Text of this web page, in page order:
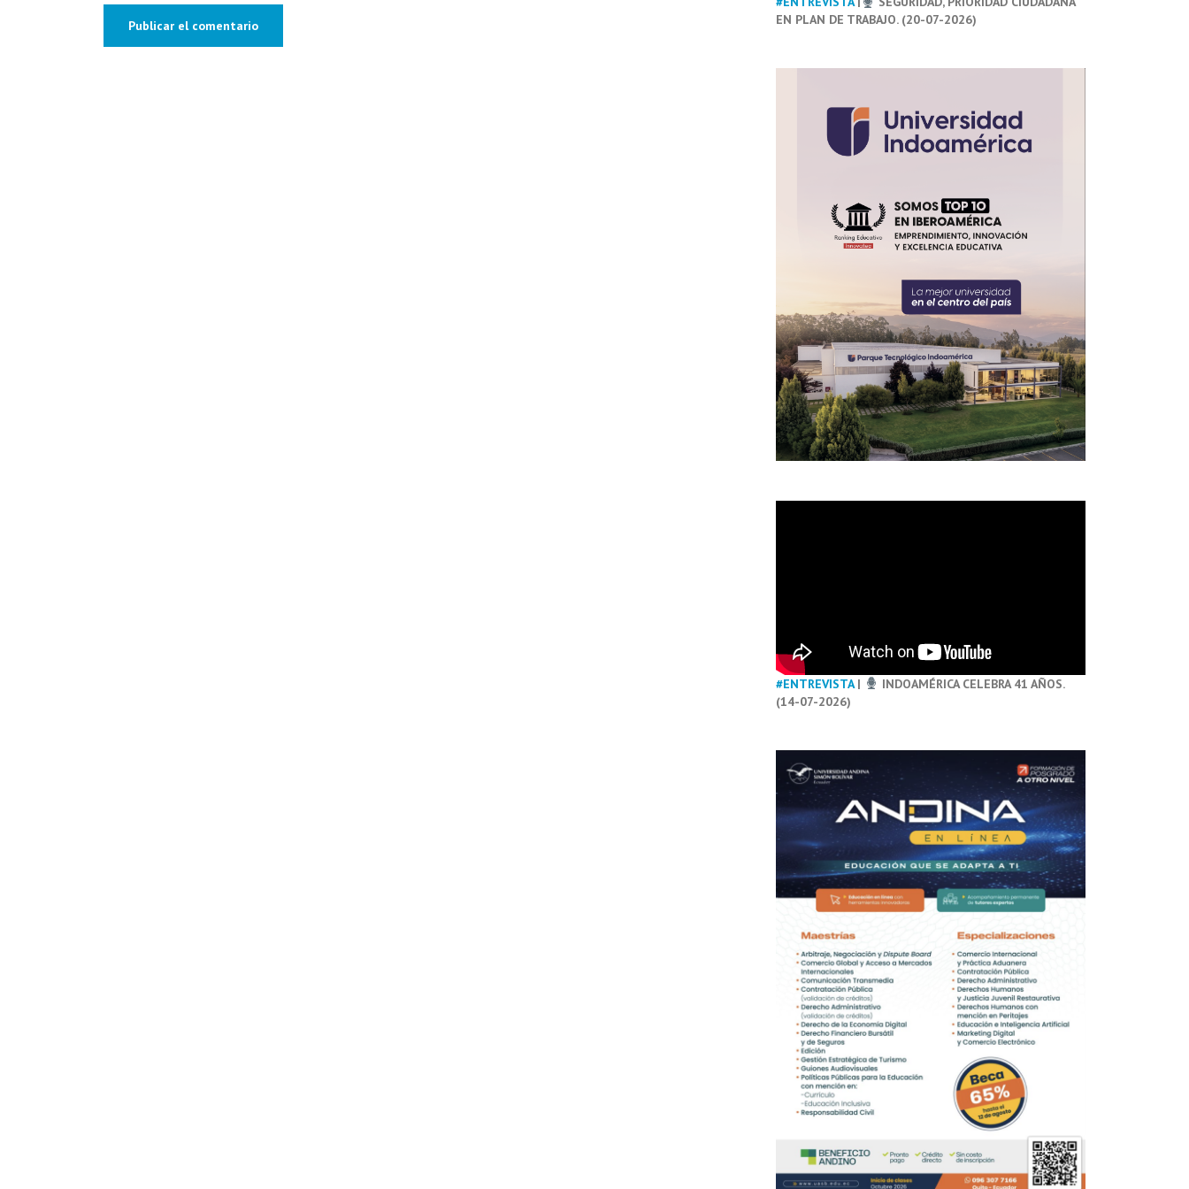
EN PLAN DE TRABAJO. (20-07-2026)
#ENTREVISTA|
INDOAMÉRICA CELEBRA 41 AÑOS.
(14-07-2026)